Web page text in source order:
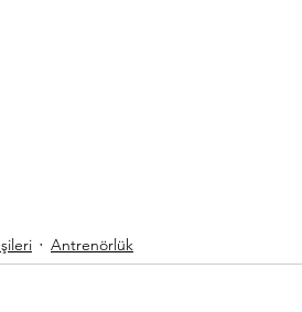
Antrenörlük